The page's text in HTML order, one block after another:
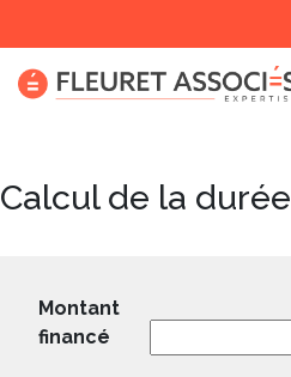
Calcul de la durée
Montant
financé